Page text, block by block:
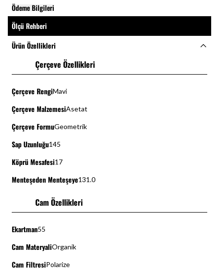
Ödeme Bilgileri
Ölçü Rehberi
Ürün Özellikleri
Çerçeve Özellikleri
Çerçeve RengiMavi
Çerçeve MalzemesiAsetat
Çerçeve FormuGeometrik
Sap Uzunluğu145
Köprü Mesafesi17
Menteşeden Menteşeye131.0
Cam Özellikleri
Ekartman55
Cam MateryaliOrganik
Cam FiltresiPolarize